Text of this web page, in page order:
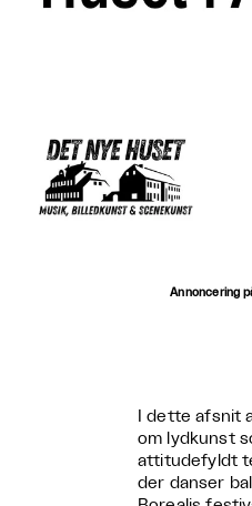
Annoncering
I dette afsnit
om lydkunst
attitudefyldt
der danser